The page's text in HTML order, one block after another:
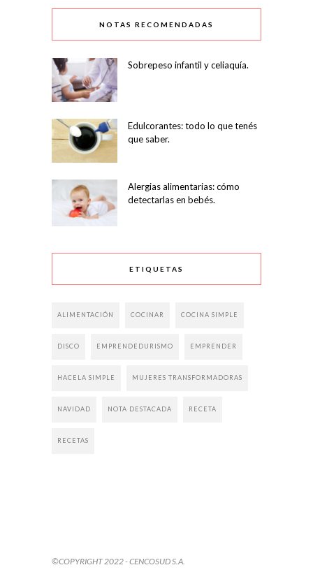
NOTAS RECOMENDADAS
Sobrepeso infantil y celiaquía.
Edulcorantes: todo lo que tenés
que saber.
Alergias alimentarias: cómo
detectarlas en bebés.
ETIQUETAS
ALIMENTACIÓN COCINAR COCINA SIMPLE
DISCO EMPRENDEDURISMO EMPRENDER
HACELA SIMPLE MUJERES TRANSFORMADORAS
NAVIDAD NOTA DESTACADA RECETA
RECETAS
©COPYRIGHT 2022 - CENCOSUD S.A.